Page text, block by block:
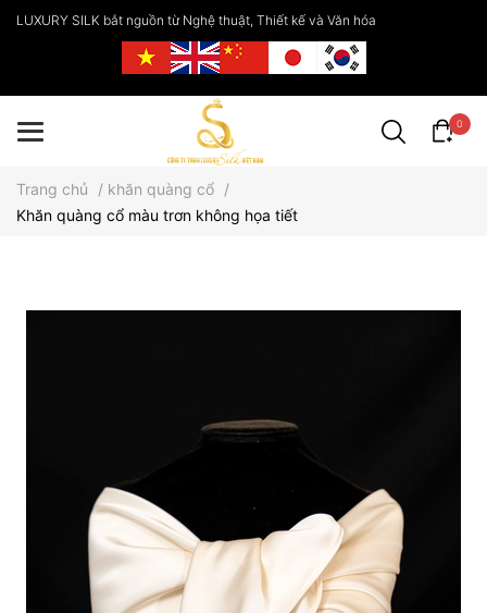
LUXURY SILK bắt nguồn từ Nghệ thuật, Thiết kế và Văn hóa
0
Trang chủ / khăn quàng cổ /
Khăn quàng cổ màu trơn không họa tiết